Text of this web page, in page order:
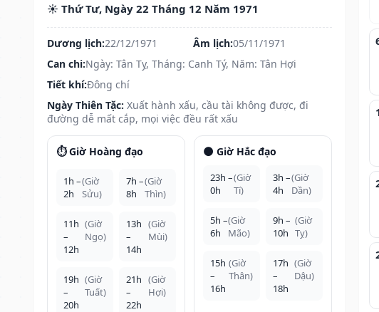
☀️ Thứ Tư, Ngày 22 Tháng 12 Năm 1971
Dương lịch:22/12/1971 Âm lịch:05/11/1971
Can chi:Ngày: Tân Tỵ, Tháng: Canh Tý, Năm: Tân Hợi
Tiết khí:Đông chí
Ngày Thiên Tặc: Xuất hành xấu, cầu tài không được, đi
đường dễ mất cắp, mọi việc đều rất xấu
⏱️ Giờ Hoàng đạo
1h –
2h
(Giờ
Sửu)
7h –
8h
(Giờ
Thìn)
11h
–
12h
(Giờ
Ngọ)
13h
–
14h
(Giờ
Mùi)
19h
–
20h
(Giờ
Tuất)
21h
–
22h
(Giờ
Hợi)
🌑 Giờ Hắc đạo
23h –
0h
(Giờ
Tí)
3h –
4h
(Giờ
Dần)
5h –
6h
(Giờ
Mão)
9h –
10h
(Giờ
Tỵ)
15h
–
16h
(Giờ
Thân)
17h
–
18h
(Giờ
Dậu)